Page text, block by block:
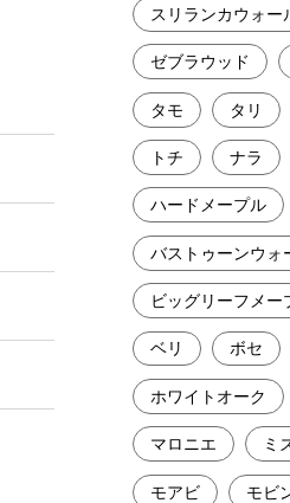
スリランカウォー
ゼブラウッド
タモ タリ
トチ ナラ
ハードメープル
バストゥーンウォ
ビッグリーフメー
ベリ ボセ
ホワイトオーク
マロニエ ミ
モアビ モビ